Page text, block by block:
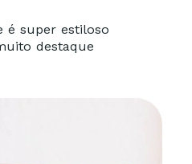
é super estiloso
destaque